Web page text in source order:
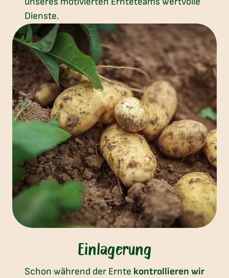
Dienste.
Einlagerung
Schon während der Ernte kontrollieren wir